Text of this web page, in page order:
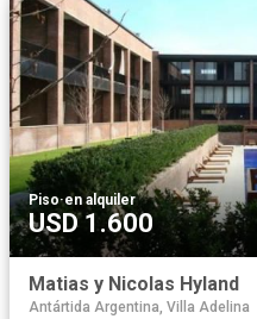
Piso·en alquiler
USD 1.600
Matias y Nicolas Hyland
Antártida Argentina, Villa Adelina